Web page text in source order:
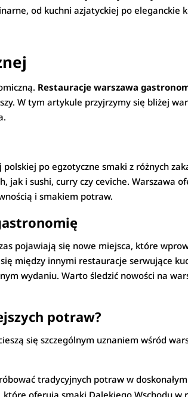
od kuchni azjatyckiej po eleganckie
Restauracje warszawa
W tym artykule przyjrzymy się bliżej
po egzotyczne smaki z różnych
jak i sushi, curry czy ceviche. Warszawa
i smakiem potraw.
pojawiają się nowe miejsca, które
między innymi restauracje serwujące
wydaniu. Warto śledzić nowości na
potraw?
się szczególnym uznaniem wśród
tradycyjnych potraw w